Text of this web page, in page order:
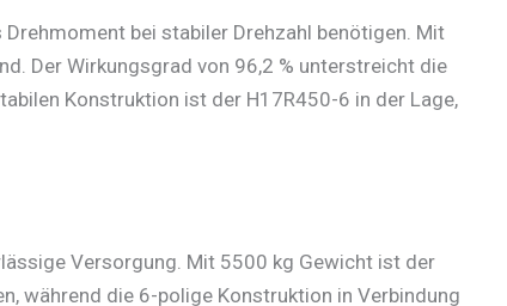
bei stabiler Drehzahl benötigen. Mit
Der Wirkungsgrad von 96,2 % unterstreicht die
Konstruktion ist der H17R450-6 in der Lage,
Versorgung. Mit 5500 kg Gewicht ist der
während die 6-polige Konstruktion in Verbindung